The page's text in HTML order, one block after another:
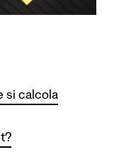
si calcola